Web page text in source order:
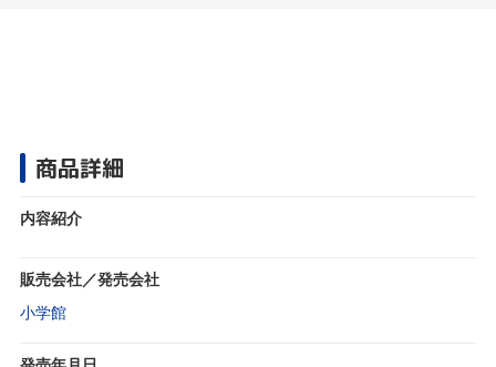
商品詳細
内容紹介
販売会社／発売会社
小学館